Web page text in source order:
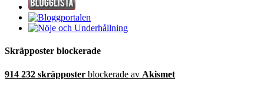
Skräpposter blockerade
914 232 skräpposter blockerade av Akismet